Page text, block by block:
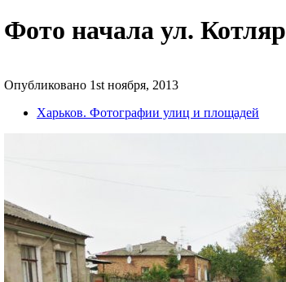
Фото начала ул.
Опубликовано 1st ноября, 2013
Харьков. Фотографии улиц и площадей